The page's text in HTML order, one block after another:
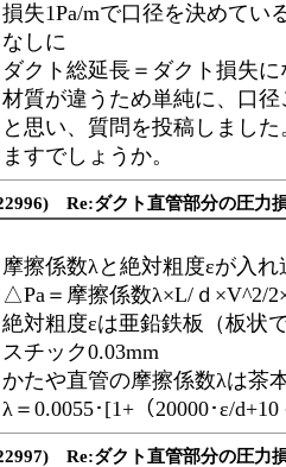
損失1Pa/mで口径を決めてい
なしに
ダクト総延長＝ダクト損失
材質が違うため単純に、口
と思い、質問を投稿しまし
ますでしょうか。
Re:ダクト直管部分の圧力
摩擦係数λと絶対粗度εが入
△Pa＝摩擦係数λ×L/ｄ×V^2/
絶対粗度εは亜鉛鉄板（板状
スチック0.03mm
かたや直管の摩擦係数λは茶
λ＝0.0055･[1+（20000･ε/
Re:ダクト直管部分の圧力